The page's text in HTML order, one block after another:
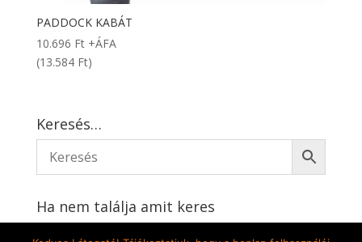
PADDOCK KABÁT
10.696 Ft +ÁFA
(13.584 Ft)
Keresés…
Ha nem találja amit keres